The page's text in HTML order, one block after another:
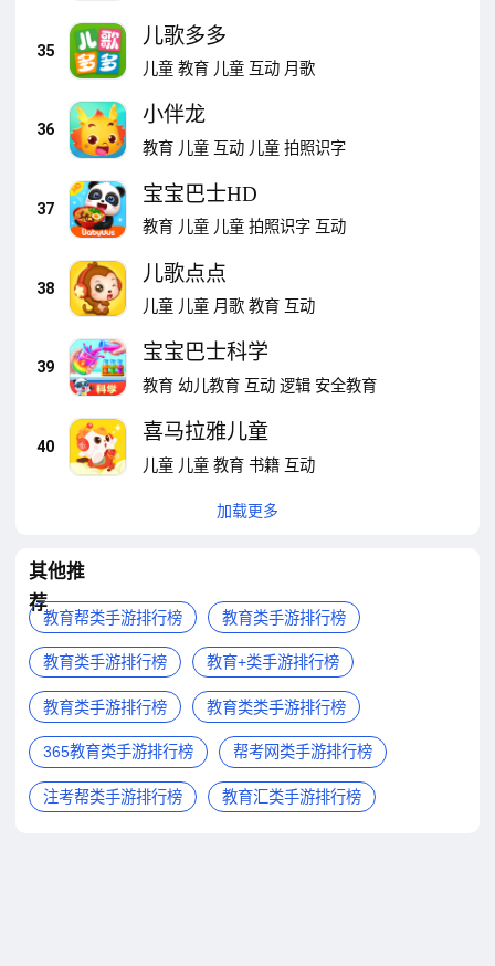
35
儿歌多多
儿童 教育 儿童 互动 月歌
36
小伴龙
教育 儿童 互动 儿童 拍照识字
37
宝宝巴士HD
教育 儿童 儿童 拍照识字 互动
38
儿歌点点
儿童 儿童 月歌 教育 互动
39
宝宝巴士科学
教育 幼儿教育 互动 逻辑 安全教育
40
喜马拉雅儿童
儿童 儿童 教育 书籍 互动
加载更多
其他推
荐
教育帮类手游排行榜 教育类手游排行榜
教育类手游排行榜 教育+类手游排行榜
教育类手游排行榜 教育类类手游排行榜
365教育类手游排行榜 帮考网类手游排行榜
注考帮类手游排行榜 教育汇类手游排行榜